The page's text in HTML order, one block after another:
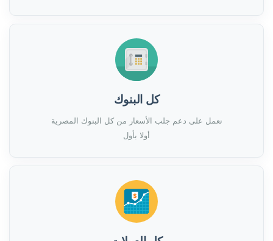
كل البنوك
نعمل على دعم جلب الأسعار من كل البنوك المصرية
أولا بأول